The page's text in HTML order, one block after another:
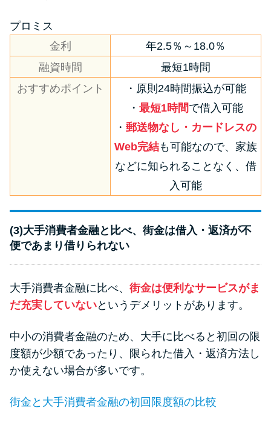
プロミス
金利
年2.5％～18.0％
融資時間
最短1時間
おすすめポイント
・原則24時間振込が可能
・ 最短1時間で借入可能
・ 郵送物なし・カードレスの
Web完結も可能なので、家族
などに知られることなく、借
入可能
(3)大手消費者金融と比べ、街金は借入・返済が不
便であまり借りられない
大手消費者金融に比べ、 街金は便利なサービスがま
だ充実していないというデメリットがあります。
中小の消費者金融のため、大手に比べると初回の限
度額が少額であったり、限られた借入・返済方法し
か使えない場合が多いです。
街金と大手消費者金融の初回限度額の比較